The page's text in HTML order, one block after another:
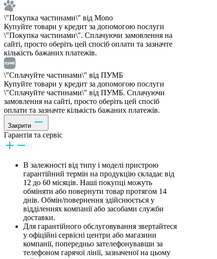
\"Покупка частинами\" від Mono
Купуйте товари у кредит за допомогою послуги
\"Покупка частинами\". Сплачуючи замовлення на
сайті, просто оберіть цей спосіб оплати та зазначте
кількість бажаних платежів.
\"Сплачуйте частинами\" від ПУМБ
Купуйте товари у кредит за допомогою послуги
\"Сплачуйте частинами\" від ПУМБ. Сплачуючи
замовлення на сайті, просто оберіть цей спосіб
оплати та зазначте кількість бажаних платежів.
Закрити
Гарантія та сервіс
В залежності від типу і моделі пристрою
гарантійний термін на продукцію складає від
12 до 60 місяців. Наші покупці можуть
обміняти або повернути товар протягом 14
днів. Обмін/повернення здійснюється у
відділеннях компанії або засобами служби
доставки.
Для гарантійного обслуговування звертайтеся
у офіційні сервісні центри або магазини
компанії, попередньо зателефонувавши за
телефоном гарячої лінії, зазначеної на цьому